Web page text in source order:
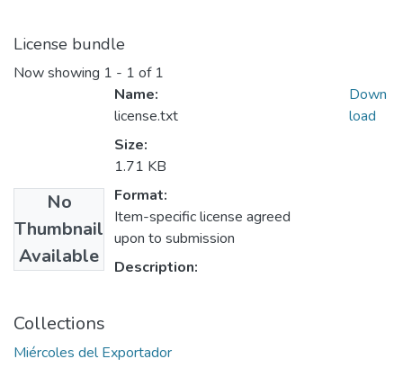
License bundle
Now showing 1 - 1 of 1
No
Thumbnail
Available
Name:
license.txt
Size:
1.71 KB
Format:
Item-specific license agreed
upon to submission
Description:
Down
load
Collections
Miércoles del Exportador